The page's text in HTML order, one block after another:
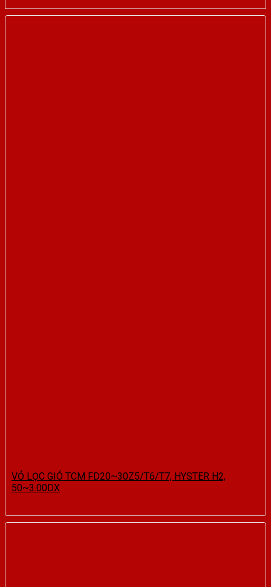
VỎ LỌC GIÓ TCM FD20~30Z5/T6/T7, HYSTER H2,
50~3.00DX